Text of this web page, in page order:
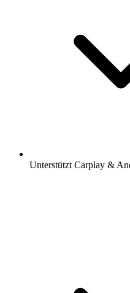
Unterstützt Carplay &